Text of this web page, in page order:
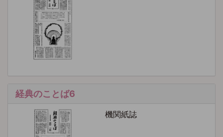
経典のことば6
機関紙誌